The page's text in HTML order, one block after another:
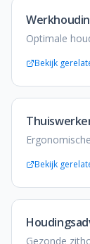
Optimale
Bekijk
Bekijk
Gezonde